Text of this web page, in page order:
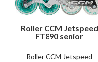
Roller CCM Jetspeed
FT890 senior
Roller CCM Jetspeed